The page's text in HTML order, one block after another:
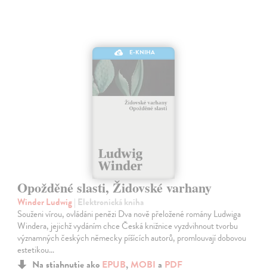
E-KNIHA
Opožděné slasti, Židovské varhany
Winder Ludwig| Elektronická kniha
Souženi vírou, ovládáni penězi Dva nově přeložené romány Ludwiga
Windera, jejichž vydáním chce Česká knižnice vyzdvihnout tvorbu
významných českých německy píšících autorů, promlouvají dobovou
estetikou…
Na stiahnutie ako EPUB, MOBI a PDF